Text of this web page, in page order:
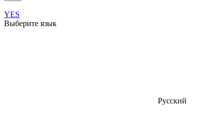
YES
Выберите язык
Русский